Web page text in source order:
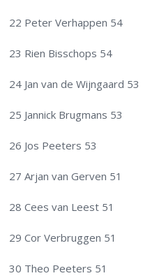
22 Peter Verhappen 54
23 Rien Bisschops 54
24 Jan van de Wijngaard 53
25 Jannick Brugmans 53
26 Jos Peeters 53
27 Arjan van Gerven 51
28 Cees van Leest 51
29 Cor Verbruggen 51
30 Theo Peeters 51